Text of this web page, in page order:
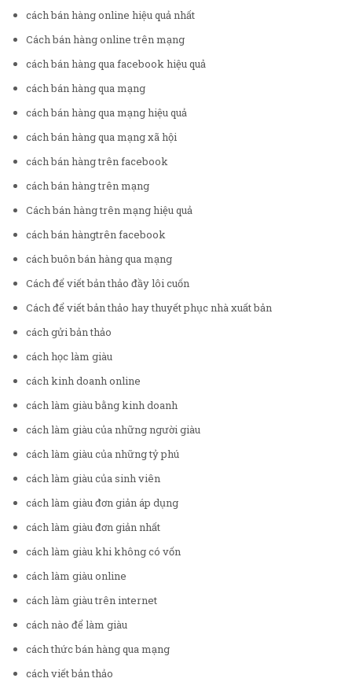
cách bán hàng online hiệu quả nhất
Cách bán hàng online trên mạng
cách bán hàng qua facebook hiệu quả
cách bán hàng qua mạng
cách bán hàng qua mạng hiệu quả
cách bán hàng qua mạng xã hội
cách bán hàng trên facebook
cách bán hàng trên mạng
Cách bán hàng trên mạng hiệu quả
cách bán hàngtrên facebook
cách buôn bán hàng qua mạng
Cách để viết bản thảo đầy lôi cuốn
Cách để viết bản thảo hay thuyết phục nhà xuất bản
cách gửi bản thảo
cách học làm giàu
cách kinh doanh online
cách làm giàu bằng kinh doanh
cách làm giàu của những người giàu
cách làm giàu của những tỷ phú
cách làm giàu của sinh viên
cách làm giàu đơn giản áp dụng
cách làm giàu đơn giản nhất
cách làm giàu khi không có vốn
cách làm giàu online
cách làm giàu trên internet
cách nào để làm giàu
cách thức bán hàng qua mạng
cách viết bản thảo